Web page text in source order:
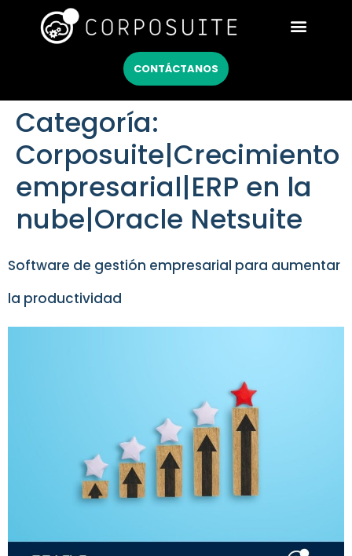
CONTÁCTANOS
Categoría:
Corposuite|Crecimiento
empresarial|ERP en la
nube|Oracle Netsuite
Software de gestión empresarial para aumentar
la productividad